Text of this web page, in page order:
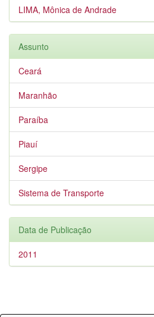
LIMA, Mônica de Andrade
Assunto
Ceará
Maranhão
Paraíba
Piauí
Sergipe
Sistema de Transporte
Data de Publicação
2011